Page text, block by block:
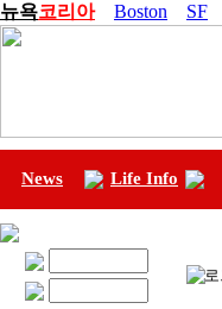
뉴욕코리아 Boston SF
News Life Info